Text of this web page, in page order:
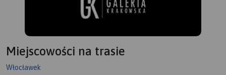
Miejscowości na trasie
Włocławek